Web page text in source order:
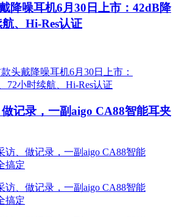
降噪耳机6月30日上市：42dB降
、Hi-Res认证
记录，一副aigo CA88智能耳夹